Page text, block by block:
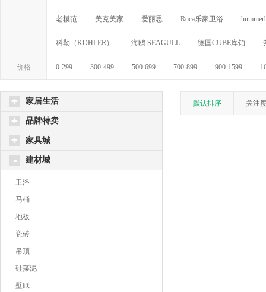
老模范 美克美家 爱丽思 Roca乐家卫浴
科勒（KOHLER） 海鸥 SEAGULL 德国CUBE库铂
价格 0-299 300-499 500-699 700-899 900-1599
家居生活
品牌特卖
家具城
建材城
卫浴
马桶
地板
瓷砖
吊顶
硅藻泥
壁纸
默认排序 关注